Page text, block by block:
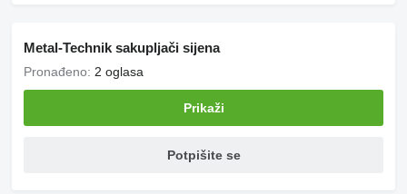
Metal-Technik sakupljači sijena
Pronađeno: 2 oglasa
Prikaži
Potpišite se